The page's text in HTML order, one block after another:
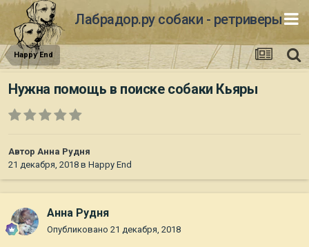
Лабрадор.ру собаки - ретриверы
Happy End
Нужна помощь в поиске собаки Кьяры
Автор Анна Рудня
21 декабря, 2018 в Happy End
Анна Рудня
Опубликовано 21 декабря, 2018